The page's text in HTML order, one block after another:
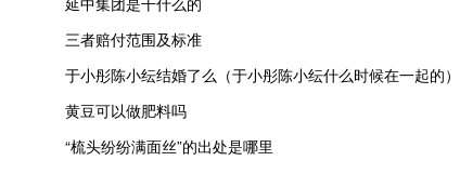
三者赔付范围及标准
于小彤陈小纭结婚了么（于小彤陈小纭什么时候在一起的）
黄豆可以做肥料吗
“梳头纷纷满面丝”的出处是哪里